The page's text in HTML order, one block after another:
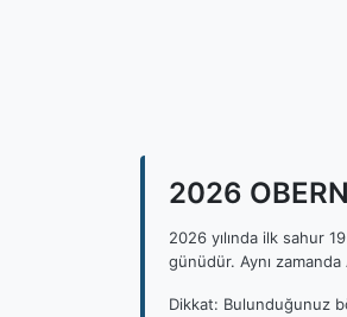
2026
2026 yılında ilk sahur
günüdür. Aynı
Dikkat: Bulunduğunuz